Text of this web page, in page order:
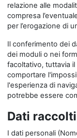
relazione alle
compresa
per l’erogazione di
Il conferimento dei
dei moduli o nei
facoltativo, tuttavia
comportare
l'esperienza di
potrebbe essere
Dati
I dati personali